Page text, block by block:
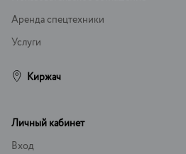
Аренда спецтехники
Услуги
Киржач
Личный кабинет
Вход